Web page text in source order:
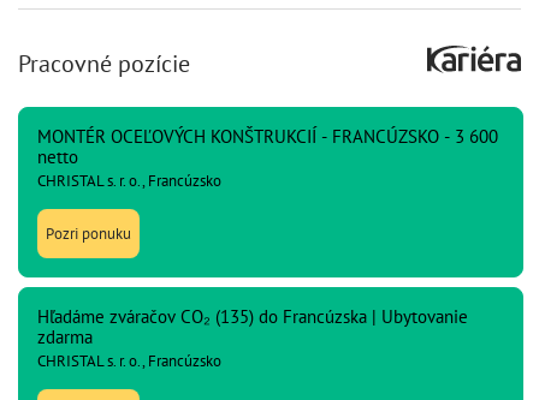
Pracovné pozície
MONTÉR OCEĽOVÝCH KONŠTRUKCIÍ - FRANCÚZSKO - 3 600
netto
CHRISTAL s. r. o., Francúzsko
Pozri ponuku
Hľadáme zváračov CO₂ (135) do Francúzska | Ubytovanie
zdarma
CHRISTAL s. r. o., Francúzsko